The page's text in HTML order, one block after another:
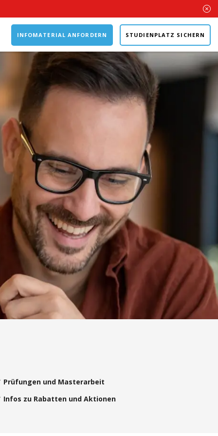
INFOMATERIAL ANFORDERN STUDIENPLATZ SICHERN
Prüfungen und Masterarbeit
Infos zu Rabatten und Aktionen